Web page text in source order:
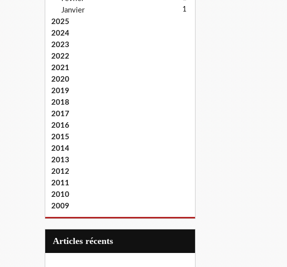
Janvier 1
2025
2024
2023
2022
2021
2020
2019
2018
2017
2016
2015
2014
2013
2012
2011
2010
2009
articles récents